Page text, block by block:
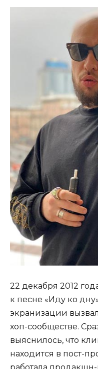
22 декабря 2012
к песне «Иду ко
экранизации
хоп-сообществе.
выяснилось, что
находится в пост-